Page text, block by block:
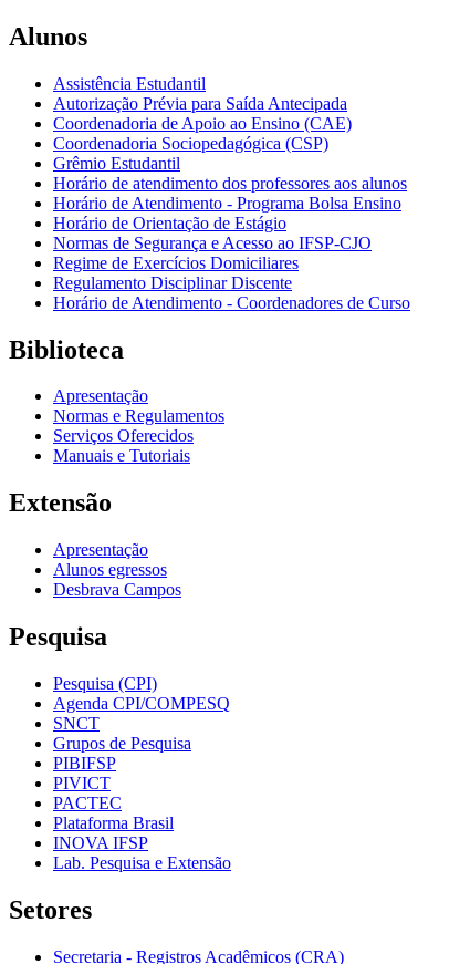
Alunos
Assistência Estudantil
Autorização Prévia para Saída Antecipada
Coordenadoria de Apoio ao Ensino (CAE)
Coordenadoria Sociopedagógica (CSP)
Grêmio Estudantil
Horário de atendimento dos professores aos alunos
Horário de Atendimento - Programa Bolsa Ensino
Horário de Orientação de Estágio
Normas de Segurança e Acesso ao IFSP-CJO
Regime de Exercícios Domiciliares
Regulamento Disciplinar Discente
Horário de Atendimento - Coordenadores de Curso
Biblioteca
Apresentação
Normas e Regulamentos
Serviços Oferecidos
Manuais e Tutoriais
Extensão
Apresentação
Alunos egressos
Desbrava Campos
Pesquisa
Pesquisa (CPI)
Agenda CPI/COMPESQ
SNCT
Grupos de Pesquisa
PIBIFSP
PIVICT
PACTEC
Plataforma Brasil
INOVA IFSP
Lab. Pesquisa e Extensão
Setores
Secretaria - Registros Acadêmicos (CRA)